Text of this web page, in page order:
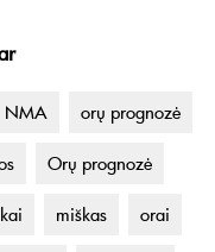
NMA orų prognozė
Orų prognozė
miškas orai